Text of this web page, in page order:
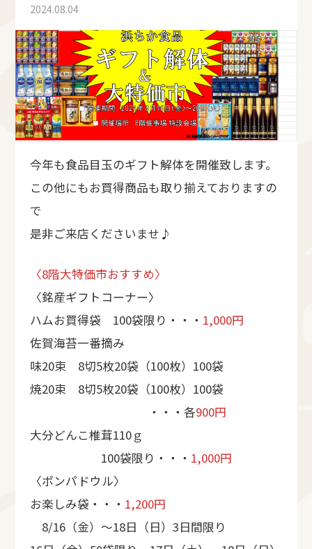
2024.08.04
今年も食品目玉のギフト解体を開催致します。
この他にもお買得商品も取り揃えておりますの
で
是非ご来店くださいませ♪
〈8階大特価市おすすめ〉
〈銘産ギフトコーナー〉
ハムお買得袋 100袋限り・・・ 1,000円
佐賀海苔一番摘み
味20束 8切5枚20袋（100枚）100袋
焼20束 8切5枚20袋（100枚）100袋
・・・各900円
大分どんこ椎茸110ｇ
100袋限り・・・ 1,000円
〈ポンパドウル〉
お楽しみ袋・・・ 1,200円
8/16（金）～18日（日）3日間限り